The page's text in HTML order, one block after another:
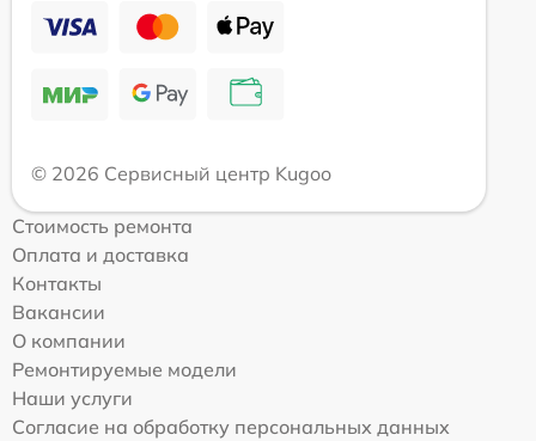
© 2026 Сервисный центр Kugoo
Стоимость ремонта
Оплата и доставка
Контакты
Вакансии
О компании
Ремонтируемые модели
Наши услуги
Согласие на обработку персональных данных